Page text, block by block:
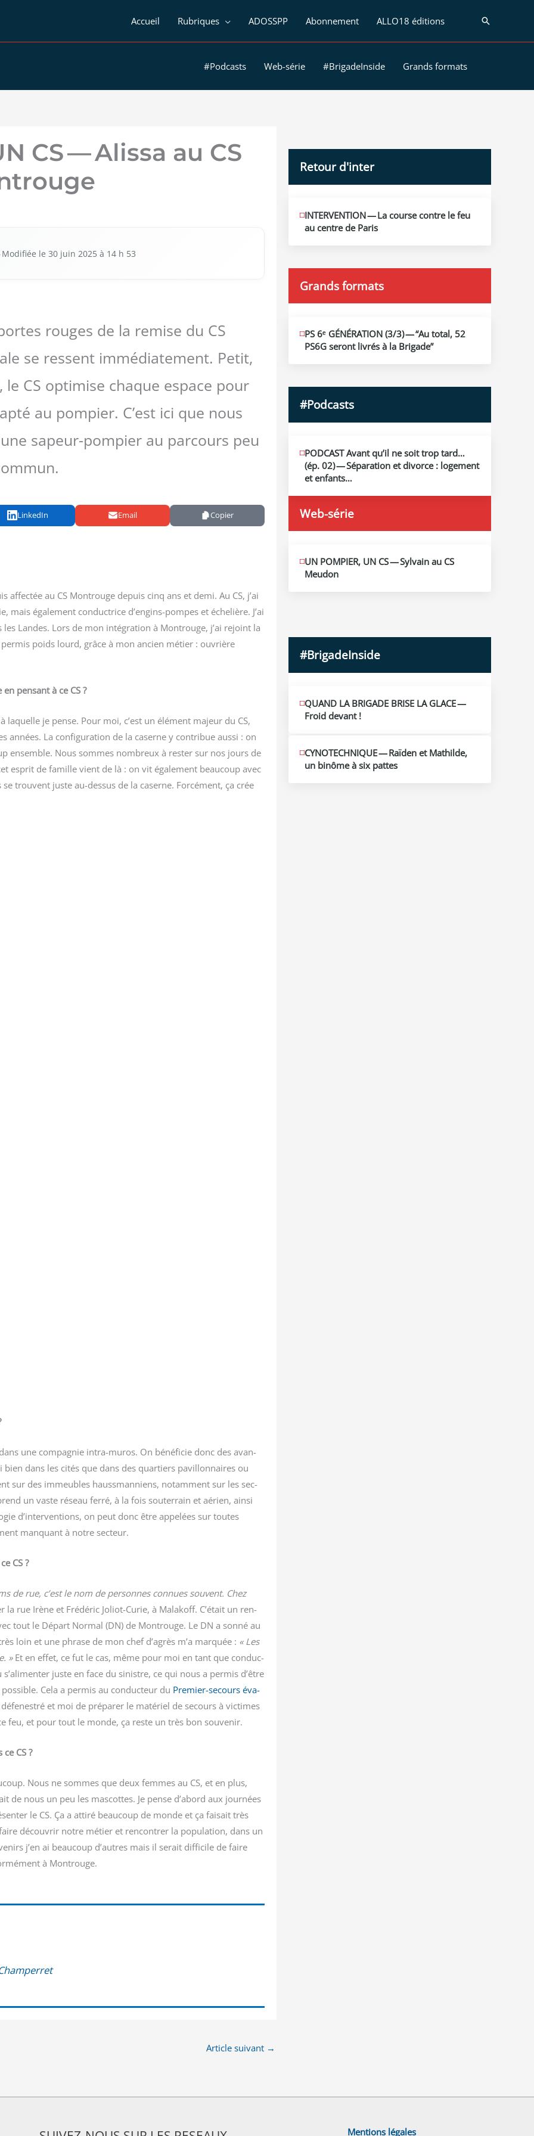
Accueil Rubriques ADOSSPP Abonnement ALLO18 éditions
#Podcasts Web-série #BrigadeInside Grands formats
CS — Alissa au CS
le 30 juin 2025 à 14 h 53
rouges de la remise du CS
se ressent immédiatement. Petit,
CS optimise chaque espace pour
au pompier. C’est ici que nous
sapeur-pompier au parcours peu
LinkedIn Email Copier
au CS Mon­trouge depuis cinq ans et demi. Au CS, j’ai
mais éga­le­ment conduc­trice d’engins-pompes et éche­lière. J’ai
Landes. Lors de mon inté­gra­tion à Mon­trouge, j’ai rejoint la
poids lourd, grâce à mon ancien métier : ouvrière
pen­sant à ce CS ?
laquelle je pense. Pour moi, c’est un élé­ment majeur du CS,
années. La confi­gu­ra­tion de la caserne y contri­bue aus­si : on
ensemble. Nous sommes nom­breux à res­ter sur nos jours de
esprit de famille vient de là : on vit éga­le­ment beau­coup avec
trouvent juste au-des­sus de la caserne. For­cé­ment, ça crée
une com­pa­gnie intra-muros. On béné­fi­cie donc des avan­
dans les cités que dans des quar­tiers pavillon­naires ou
sur des immeubles hauss­man­niens, notam­ment sur les sec­
un vaste réseau fer­ré, à la fois sou­ter­rain et aérien, ain­si
d’interventions, on peut donc être appe­lées sur toutes
man­quant à notre secteur.
CS ?
de rue, c’est le nom de per­sonnes connues sou­vent. Chez
la rue Irène et Fré­dé­ric Joliot-Curie, à Mala­koff. C’était un ren­
tout le Départ Nor­mal (DN) de Mon­trouge. Le DN a son­né au
loin et une phrase de mon chef d’agrès m’a mar­quée : « Les
»Et en effet, ce fut le cas, même pour moi en tant que conduc­
juste en face du sinistre, ce qui nous a per­mis d’être
Cela a per­mis au conduc­teur du Pre­mier-secours éva­
et moi de pré­pa­rer le maté­riel de secours à vic­times
feu, et pour tout le monde, ça reste un très bon souvenir.
CS ?
Nous ne sommes que deux femmes au CS, et en plus,
de nous un peu les mas­cottes. Je pense d’abord aux jour­nées
le CS. Ça a atti­ré beau­coup de monde et ça fai­sait très
décou­vrir notre métier et ren­con­trer la popu­la­tion, dans un
j’en ai beau­coup d’autres mais il serait dif­fi­cile de faire
à Montrouge.
Article suivant →
Retour d'inter
JUIN
12
2026
INTERVENTION — La course contre le feu
au centre de Paris
Grands formats
JUIN
19
2026
PS 6ᵉ GÉNÉRATION (3/​3) — “Au total, 52
PS6G seront livrés à la Brigade”
#Podcasts
MAI
13
2026
PODCAST Avant qu’il ne soit trop tard…
(ép. 02) — Séparation et divorce : logement
et enfants…
Web-série
MAI
10
2026
UN POMPIER, UN CS — Sylvain au CS
Meudon
#BrigadeInside
QUAND LA BRIGADE BRISE LA GLACE —
Froid devant !
CYNOTECHNIQUE — Raïden et Mathilde,
un binôme à six pattes
Mentions légales